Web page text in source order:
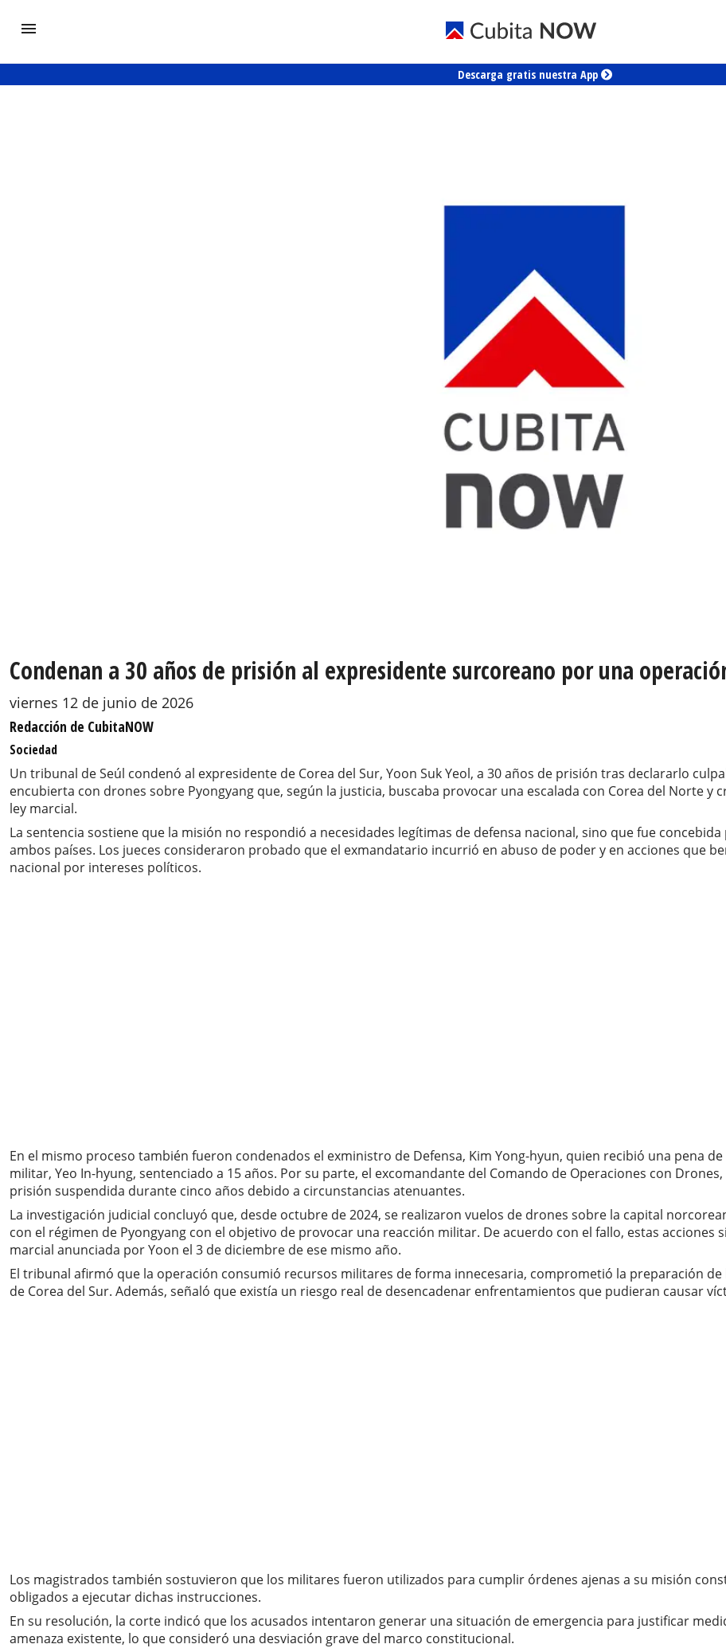
Descarga gratis nuestra App
Condenan a 30 años de prisión al expresidente surcoreano por una
viernes 12 de junio de 2026
Redacción de CubitaNOW
Sociedad
Un tribunal de Seúl condenó al expresidente de Corea del Sur, Yoon Suk Yeol, a 30 años de prisión tras declararlo
encubierta con drones sobre Pyongyang que, según la justicia, buscaba provocar una escalada con Corea del Norte y
ley marcial.
La sentencia sostiene que la misión no respondió a necesidades legítimas de defensa nacional, sino que fue
ambos países. Los jueces consideraron probado que el exmandatario incurrió en abuso de poder y en acciones que
nacional por intereses políticos.
En el mismo proceso también fueron condenados el exministro de Defensa, Kim Yong-hyun, quien recibió una pena
militar, Yeo In-hyung, sentenciado a 15 años. Por su parte, el excomandante del Comando de Operaciones con
prisión suspendida durante cinco años debido a circunstancias atenuantes.
La investigación judicial concluyó que, desde octubre de 2024, se realizaron vuelos de drones sobre la capital
con el régimen de Pyongyang con el objetivo de provocar una reacción militar. De acuerdo con el fallo, estas acciones
marcial anunciada por Yoon el 3 de diciembre de ese mismo año.
El tribunal afirmó que la operación consumió recursos militares de forma innecesaria, comprometió la preparación de
de Corea del Sur. Además, señaló que existía un riesgo real de desencadenar enfrentamientos que pudieran causar
Los magistrados también sostuvieron que los militares fueron utilizados para cumplir órdenes ajenas a su misión
obligados a ejecutar dichas instrucciones.
En su resolución, la corte indicó que los acusados intentaron generar una situación de emergencia para justificar
amenaza existente, lo que consideró una desviación grave del marco constitucional.